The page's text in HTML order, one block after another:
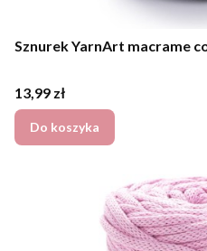
Sznurek YarnArt
Cena
13,99 zł
Do koszyka